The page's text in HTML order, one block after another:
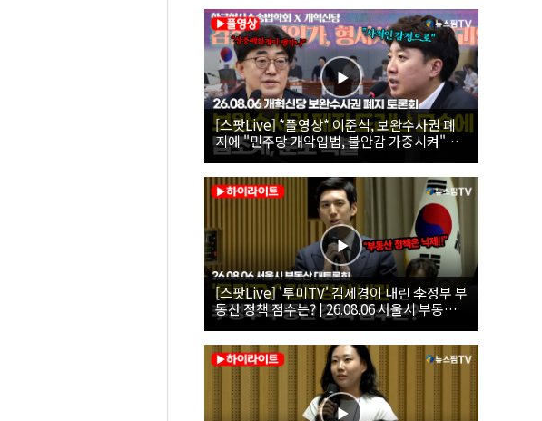
[스팟Live] *풀영상* 이준석, 보완수사권 폐
지에 "민주당 개악입법, 불안감 가중시켜"｜
26.08.06 개혁신당 보완수사권 폐지 토론회
[스팟Live] '투미TV' 김제경이 내린 李정부 부
동산 정책 점수는? | 26.08.06 서울시 부동산
대토론회